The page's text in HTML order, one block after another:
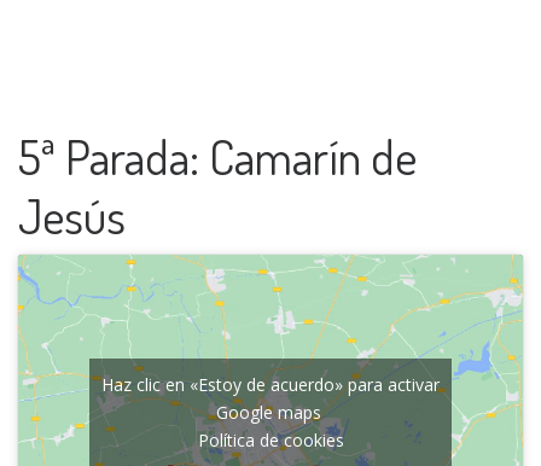
5ª Parada: Camarín de
Jesús
Haz clic en «Estoy de acuerdo» para activar
Google maps
Política de cookies